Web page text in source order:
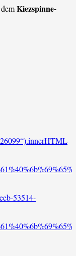
Kiezspinne-
53514-